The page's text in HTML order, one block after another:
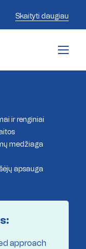
Skaityti daugiau
ir renginiai
medžiaga
apsauga
approach